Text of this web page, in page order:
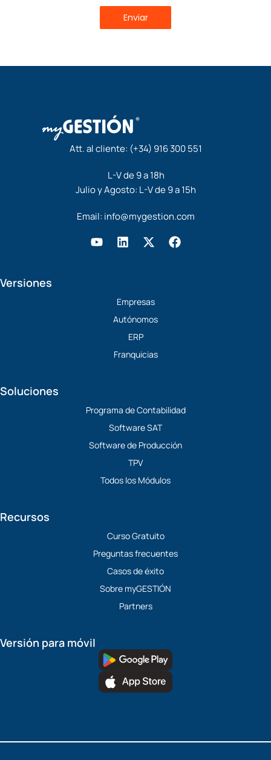
Enviar
Att. al cliente: (+34) 916 300 551
L-V de 9 a 18h
Julio y Agosto: L-V de 9 a 15h
Email: info@mygestion.com
Y L
d
i
n
X
t
t
e
F
a
Versiones
Empresas
Autónomos
ERP
Franquicias
Soluciones
Programa de Contabilidad
Software SAT
Software de Producción
TPV
Todos los Módulos
Recursos
Curso Gratuito
Preguntas frecuentes
Casos de éxito
Sobre myGESTIÓN
Partners
Versión para móvil